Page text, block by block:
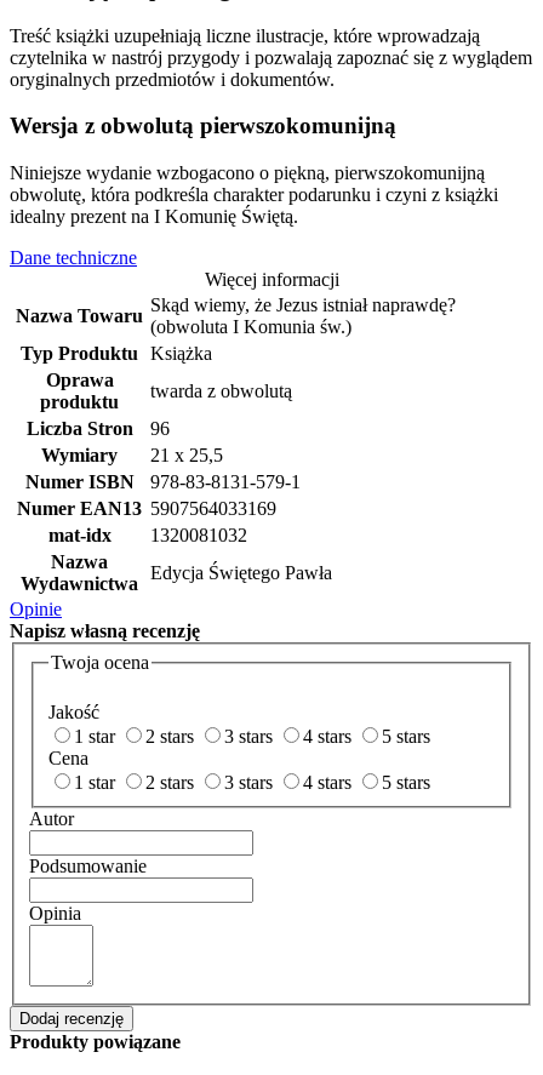
Treść książki uzupełniają liczne ilustracje, które wprowadzają
czytelnika w nastrój przygody i pozwalają zapoznać się z wyglądem
oryginalnych przedmiotów i dokumentów.
Wersja z obwolutą pierwszokomunijną
Niniejsze wydanie wzbogacono o piękną, pierwszokomunijną
obwolutę, która podkreśla charakter podarunku i czyni z książki
idealny prezent na I Komunię Świętą.
Dane techniczne
Więcej informacji
Nazwa Towaru
Skąd wiemy, że Jezus istniał naprawdę?
(obwoluta I Komunia św.)
Typ Produktu
Książka
Oprawa
produktu
twarda z obwolutą
Liczba Stron
96
Wymiary
21 x 25,5
Numer ISBN
978-83-8131-579-1
Numer EAN13 5907564033169
mat-idx
1320081032
Nazwa
Wydawnictwa
Edycja Świętego Pawła
Opinie
Napisz własną recenzję
Twoja ocena
Jakość
1 star
2 stars 3 stars 4 stars
5 stars
Cena
1 star
2 stars 3 stars 4 stars
5 stars
Autor
Podsumowanie
Opinia
Dodaj recenzję
Produkty powiązane